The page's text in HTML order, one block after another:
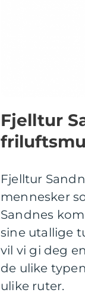
Fjelltur
Fjelltur
mennesker
Sandnes
sine utallige
vil vi gi deg
de ulike
ulike ruter.